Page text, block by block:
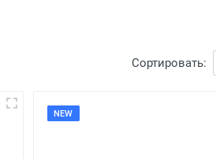
Сортировать:
NEW